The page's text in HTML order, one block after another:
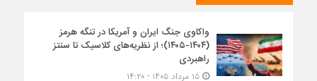
واکاوی جنگ ایران و آمریکا در تنگه هرمز
(۱۴۰۴-۱۴۰۵)؛ از نظریه‌های کلاسیک تا سنتز
راهبردی
۱۵ مرداد ۱۴۰۵ - ۱۴:۲۰